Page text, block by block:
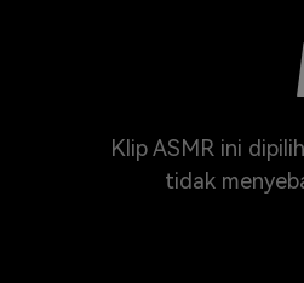
Klip ASMR ini
tidak